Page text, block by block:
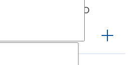
da sabotaggio
in caso di